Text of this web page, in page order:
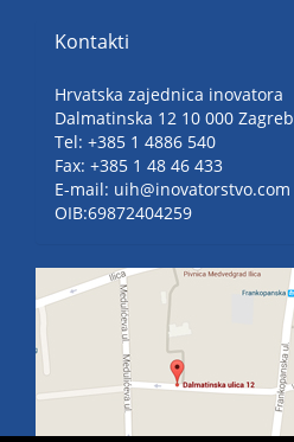
Kontakti
Hrvatska zajednica inovatora
Dalmatinska 12 10 000 Zagreb
Tel: +385 1 4886 540
Fax: +385 1 48 46 433
E-mail: uih@inovatorstvo.com
OIB:69872404259